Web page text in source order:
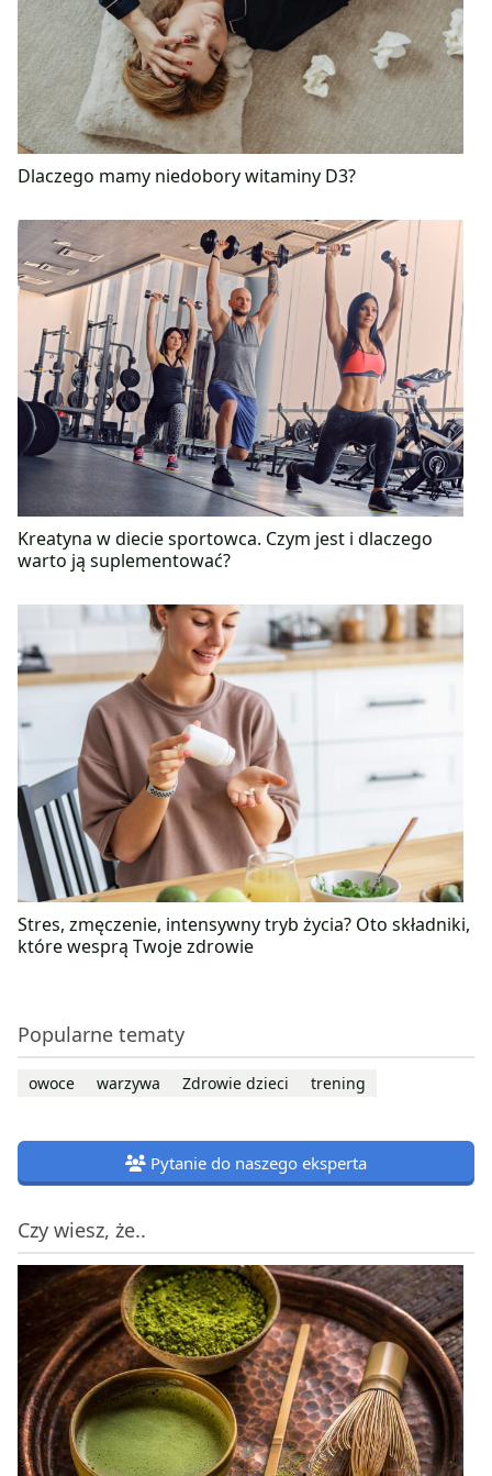
Dlaczego mamy niedobory witaminy D3?
Kreatyna w diecie sportowca. Czym jest i dlaczego
warto ją suplementować?
Stres, zmęczenie, intensywny tryb życia? Oto składniki,
które wesprą Twoje zdrowie
Popularne tematy
owoce warzywa Zdrowie dzieci trening
Pytanie do naszego eksperta
Czy wiesz, że..